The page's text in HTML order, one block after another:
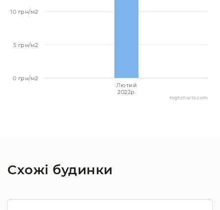
Лютий
2022p.
0 грн/м2
5 грн/м2
10 грн/м2
Highcharts.com
Схожі будинки